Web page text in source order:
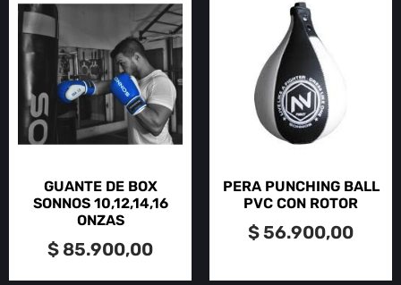
GUANTE DE BOX
SONNOS 10,12,14,16
ONZAS
$ 85.900,00
PERA PUNCHING BALL
PVC CON ROTOR
$56.900,00